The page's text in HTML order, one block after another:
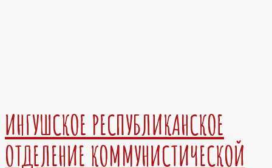
ИНГУШСКОЕ РЕСПУБЛИКАНСКОЕ
ОТДЕЛЕНИЕ КОММУНИСТИЧЕСКОЙ